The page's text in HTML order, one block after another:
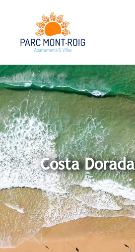
Costa